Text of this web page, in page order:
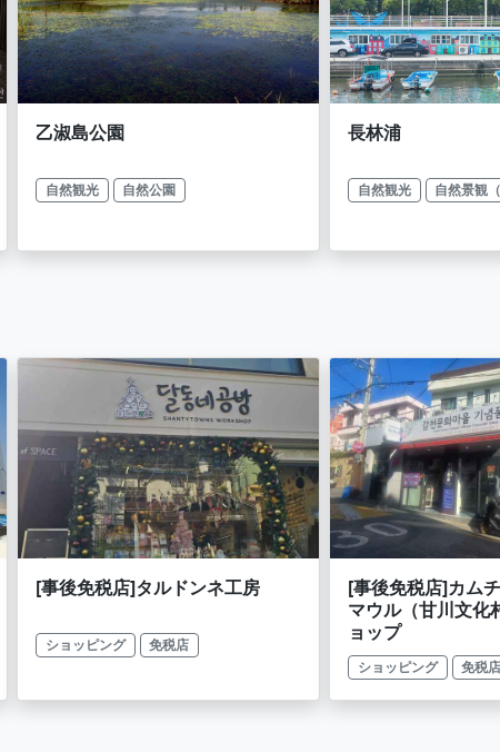
乙淑島公園
自然観光 自然公園
長林浦
自然観光 自然景観
[事後免税店]タルドンネ工房
ショッピング 免税店
[事後免税店]カム
マウル（甘川文化
ョップ
ショッピング 免税店